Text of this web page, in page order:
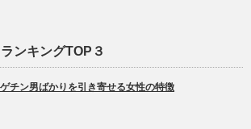
ンキングTOP３
チン男ばかりを引き寄せる女性の特徴